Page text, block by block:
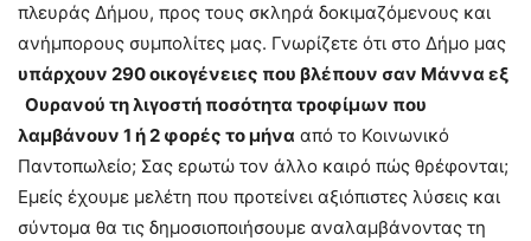
πλευράς Δήμου, προς τους σκληρά δοκιμαζόμενους και
ανήμπορους συμπολίτες μας. Γνωρίζετε ότι στο Δήμο μας
υπάρχουν 290 οικογένειες που βλέπουν σαν Μάννα εξ
Ουρανού τη λιγοστή ποσότητα τροφίμων που
λαμβάνουν 1 ή 2 φορές το μήνα από το Κοινωνικό
Παντοπωλείο; Σας ερωτώ τον άλλο καιρό πώς θρέφονται;
Εμείς έχουμε μελέτη που προτείνει αξιόπιστες λύσεις και
σύντομα θα τις δημοσιοποιήσουμε αναλαμβάνοντας τη